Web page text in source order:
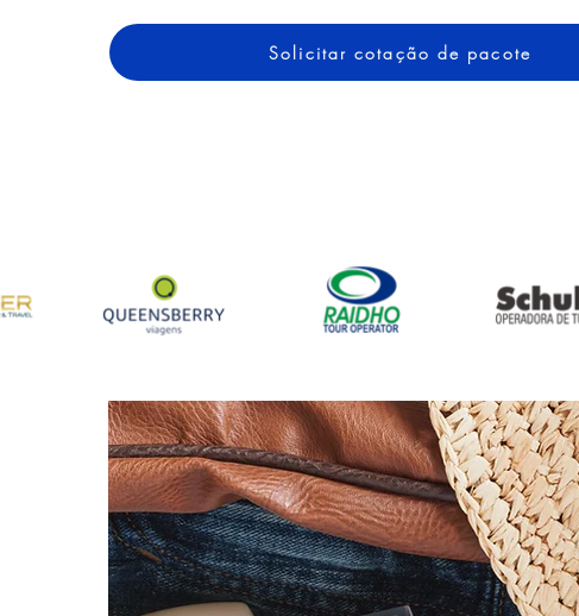
Solicitar cotação de pacote